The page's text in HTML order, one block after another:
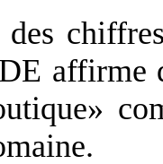
affirme